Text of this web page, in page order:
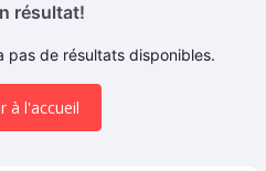
résultat!
pas de résultats disponibles.
à l'accueil